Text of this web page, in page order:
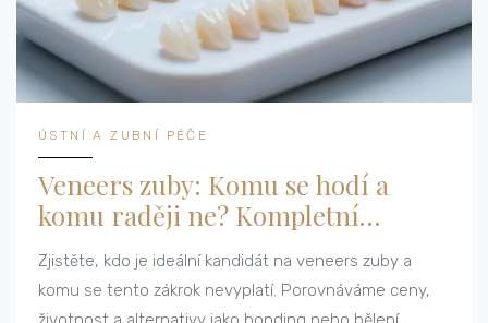
ÚSTNÍ A ZUBNÍ PÉČE
Veneers zuby: Komu se hodí a
komu raději ne? Kompletní
průvodce
Zjistěte, kdo je ideální kandidát na veneers zuby a
komu se tento zákrok nevyplatí. Porovnáváme ceny,